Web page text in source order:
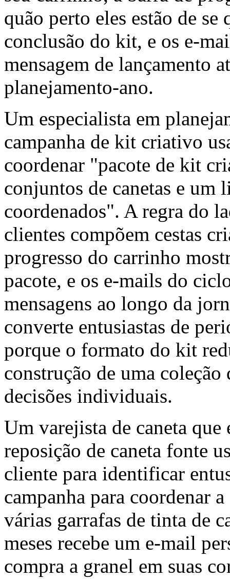
quão perto eles estão de
conclusão do kit, e os e-
mensagem de lançamento
planejamento-ano.
Um especialista em
campanha de kit criativo
coordenar "pacote de kit
conjuntos de canetas e um
coordenados". A regra do
clientes compõem cestas
progresso do carrinho
pacote, e os e-mails do
mensagens ao longo da
converte entusiastas de
porque o formato do kit
construção de uma
decisões individuais.
Um varejista de caneta que
reposição de caneta fonte
cliente para identificar
campanha para coordenar
várias garrafas de tinta de
meses recebe um e-mail
compra a granel em suas